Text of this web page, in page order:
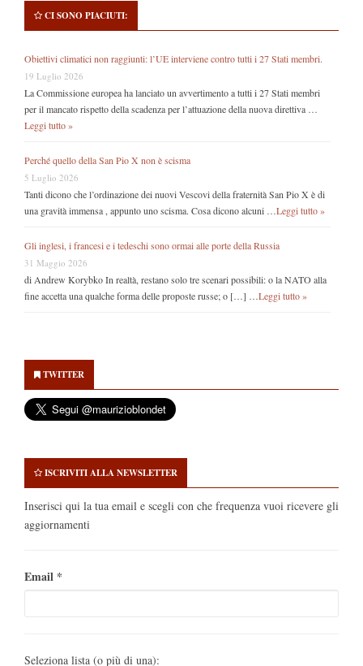
CI SONO PIACIUTI:
Obiettivi climatici non raggiunti: l’UE interviene contro tutti i 27 Stati membri.
19 Luglio 2026
La Commissione europea ha lanciato un avvertimento a tutti i 27 Stati membri
per il mancato rispetto della scadenza per l’attuazione della nuova direttiva …
Leggi tutto »
Perché quello della San Pio X non è scisma
5 Luglio 2026
Tanti dicono che l’ordinazione dei nuovi Vescovi della fraternità San Pio X è di
una gravità immensa , appunto uno scisma. Cosa dicono alcuni … Leggi tutto »
Gli inglesi, i francesi e i tedeschi sono ormai alle porte della Russia
31 Maggio 2026
di Andrew Korybko In realtà, restano solo tre scenari possibili: o la NATO alla
fine accetta una qualche forma delle proposte russe; o […] … Leggi tutto »
Sidebar
TWITTER
ISCRIVITI ALLA NEWSLETTER
Inserisci qui la tua email e scegli con che frequenza vuoi ricevere gli
aggiornamenti
Email *
Seleziona lista (o più di una):